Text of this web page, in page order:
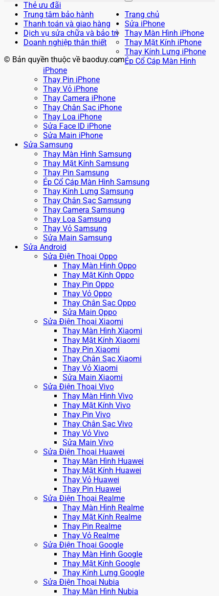
Thẻ ưu đãi
Trung tâm bảo hành
Thanh toán và giao hàng
Dịch vụ sửa chữa và bảo trì
Doanh nghiệp thân thiết
© Bản quyền thuộc về baoduy.com
Trang chủ
Sửa iPhone
Thay Màn Hình iPhone
Thay Mặt Kính iPhone
Thay Kính Lưng iPhone
Ép Cổ Cáp Màn Hình
iPhone
Thay Pin iPhone
Thay Vỏ iPhone
Thay Camera iPhone
Thay Chân Sạc iPhone
Thay Loa iPhone
Sửa Face ID iPhone
Sửa Main iPhone
Sửa Samsung
Thay Màn Hình Samsung
Thay Mặt Kính Samsung
Thay Pin Samsung
Ép Cổ Cáp Màn Hình Samsung
Thay Kính Lưng Samsung
Thay Chân Sạc Samsung
Thay Camera Samsung
Thay Loa Samsung
Thay Vỏ Samsung
Sửa Main Samsung
Sửa Android
Sửa Điện Thoại Oppo
Thay Màn Hình Oppo
Thay Mặt Kính Oppo
Thay Pin Oppo
Thay Vỏ Oppo
Thay Chân Sạc Oppo
Sửa Main Oppo
Sửa Điện Thoại Xiaomi
Thay Màn Hình Xiaomi
Thay Mặt Kính Xiaomi
Thay Pin Xiaomi
Thay Chân Sạc Xiaomi
Thay Vỏ Xiaomi
Sửa Main Xiaomi
Sửa Điện Thoại Vivo
Thay Màn Hình Vivo
Thay Mặt Kính Vivo
Thay Pin Vivo
Thay Chân Sạc Vivo
Thay Vỏ Vivo
Sửa Main Vivo
Sửa Điện Thoại Huawei
Thay Màn Hình Huawei
Thay Mặt Kính Huawei
Thay Vỏ Huawei
Thay Pin Huawei
Sửa Điện Thoại Realme
Thay Màn Hình Realme
Thay Mặt Kính Realme
Thay Pin Realme
Thay Vỏ Realme
Sửa Điện Thoại Google
Thay Màn Hình Google
Thay Mặt Kính Google
Thay Kính Lưng Google
Sửa Điện Thoại Nubia
Thay Màn Hình Nubia